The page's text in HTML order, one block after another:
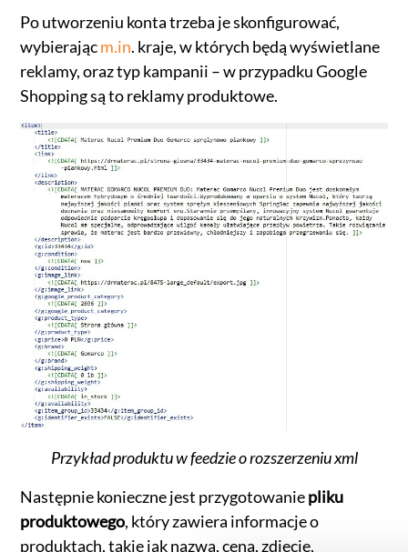
Po utworzeniu konta trzeba je skonfigurować,
wybierającm.in. kraje, w których będą wyświetlane
reklamy, oraz typ kampanii – w przypadku Google
Shopping są to reklamy produktowe.
Przykład produktu w feedzie o rozszerzeniu xml
Następnie konieczne jest przygotowaniepliku
produktowego, który zawiera informacje o
produktach, takie jak nazwa, cena, zdjęcie,